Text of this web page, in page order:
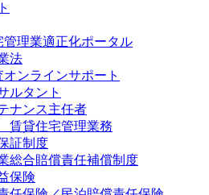
管理業適正化ポータル
法
ンラインサポート
ルタント
ナンス主任者
賃貸住宅管理業務
証制度
総合賠償責任補償制度
保険